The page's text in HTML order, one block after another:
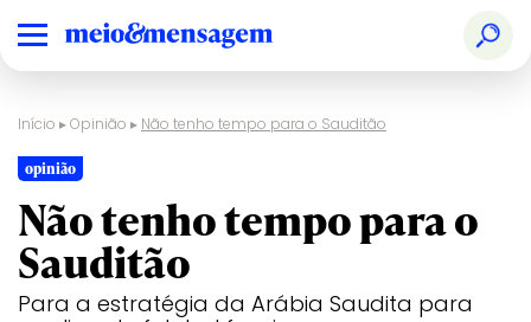
Início ▸Opinião ▸ Não tenho tempo para o Sauditão
opinião
Não tenho tempo para o
Sauditão
Para a estratégia da Arábia Saudita para